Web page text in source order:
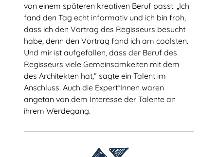
von einem späteren kreativen Beruf passt. „Ich
fand den Tag echt informativ und ich bin froh,
dass ich den Vortrag des Regisseurs besucht
habe, denn den Vortrag fand ich am coolsten.
Und mir ist aufgefallen, dass der Beruf des
Regisseurs viele Gemeinsamkeiten mit dem
des Architekten hat,“ sagte ein Talent im
Anschluss. Auch die Expert*Innen waren
angetan von dem Interesse der Talente an
ihrem Werdegang.